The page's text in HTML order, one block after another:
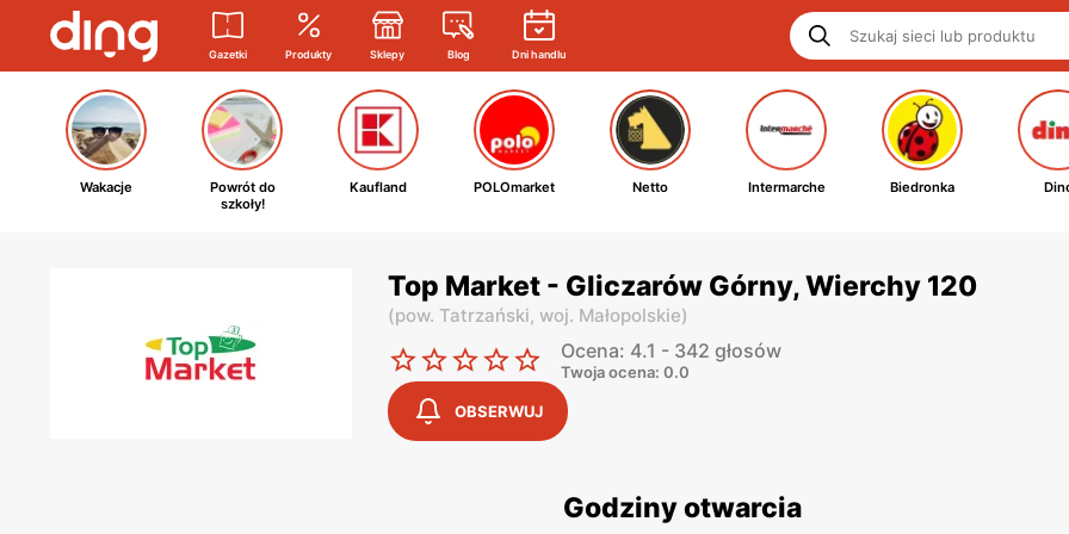
Gazetki Produkty Sklepy Blog Dni handlu
Wakacje
Powrót do
szkoły!
Kaufland POLOmarket Netto Intermarche Biedronka
Top Market - Gliczarów Górny, Wierchy 120
(pow. Tatrzański, woj. Małopolskie)
Ocena: 4.1 - 342 głosów
Twoja ocena: 0.0
OBSERWUJ
Godziny otwarcia